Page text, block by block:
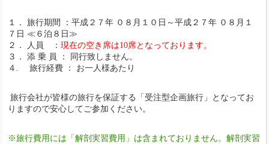
１． 旅行期間 ：平成２７年 ０８月１０日～平成２７年 ０８月１
７日 ≪６泊８日≫
２． 人員 ：現在の空き席は10席となっております。
３． 添 乗 員 ： 同行致しません。
４. 旅行経費 ： お一人様あたり
旅行会社が皆様の旅行を保証する「受注型企画旅行」となってお
りますので安心してご参加ください。
※旅行費用には「解剖実習費用」は含まれておりません。解剖実習